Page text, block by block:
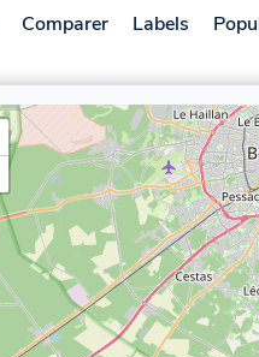
Comparer Labels